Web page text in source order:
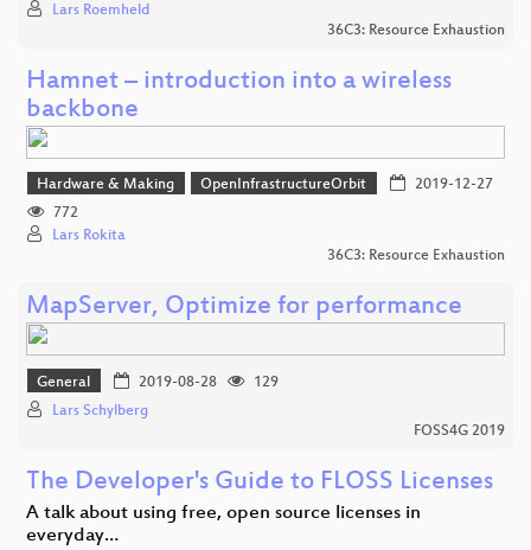
Lars Roemheld
36C3: Resource Exhaustion
Hamnet – introduction into a wireless
backbone
Hardware & Making OpenInfrastructureOrbit
2019-12-27
772
Lars Rokita
36C3: Resource Exhaustion
MapServer, Optimize for performance
General 2019-08-28
129
Lars Schylberg
FOSS4G 2019
The Developer's Guide to FLOSS Licenses
A talk about using free, open source licenses in
everyday…